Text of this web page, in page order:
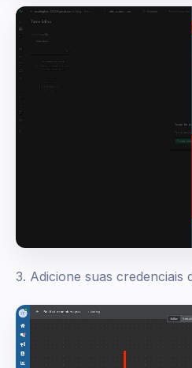
3. Adicione suas credenciais